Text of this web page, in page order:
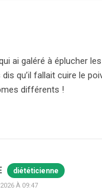
ai galéré à éplucher
dis qu’il fallait cuire le
différents !
diététicienne
À 09:47